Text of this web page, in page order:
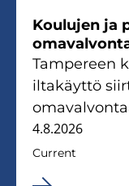
Koulujen ja
Tampereen
iltakäyttö
4.8.2026
Current